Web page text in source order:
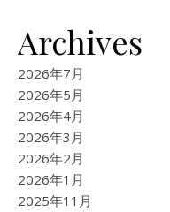
Archives
2026年7月
2026年5月
2026年4月
2026年3月
2026年2月
2026年1月
2025年11月